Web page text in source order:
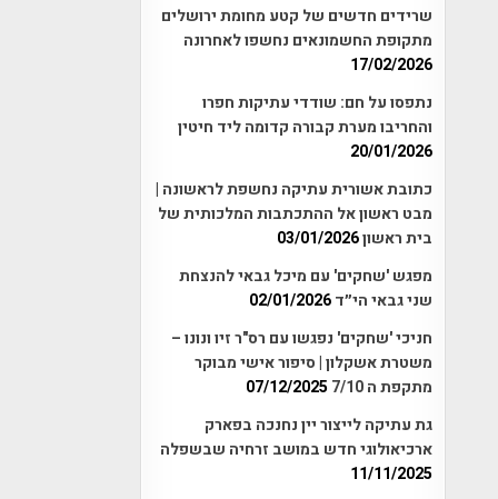
שרידים חדשים של קטע מחומת ירושלים
מתקופת החשמונאים נחשפו לאחרונה
17/02/2026
נתפסו על חם: שודדי עתיקות חפרו
והחריבו מערת קבורה קדומה ליד חיטין
20/01/2026
כתובת אשורית עתיקה נחשפת לראשונה |
מבט ראשון אל ההתכתבות המלכותית של
בית ראשון03/01/2026
מפגש 'שחקים' עם מיכל גבאי להנצחת
שני גבאי הי״ד02/01/2026
חניכי 'שחקים' נפגשו עם רס"ר זיו ונונו –
משטרת אשקלון | סיפור אישי מבוקר
מתקפת ה 7/10
07/12/2025
גת עתיקה לייצור יין נחנכה בפארק
ארכיאולוגי חדש במושב זרחיה שבשפלה
11/11/2025